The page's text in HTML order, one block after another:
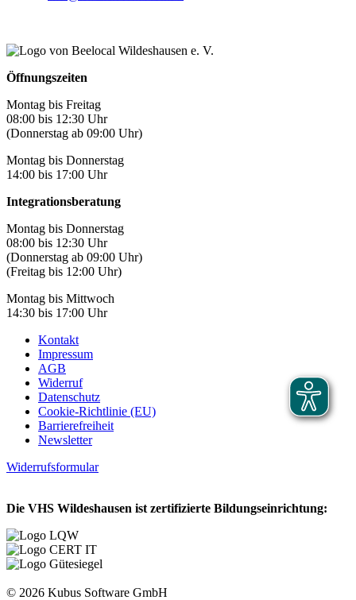
Öffnungszeiten
Montag bis Freitag
08:00 bis 12:30 Uhr
(Donnerstag ab 09:00 Uhr)
Montag bis Donnerstag
14:00 bis 17:00 Uhr
Integrationsberatung
Montag bis Donnerstag
08:00 bis 12:30 Uhr
(Donnerstag ab 09:00 Uhr)
(Freitag bis 12:00 Uhr)
Montag bis Mittwoch
14:30 bis 17:00 Uhr
Kontakt
Impressum
AGB
Widerruf
Datenschutz
Cookie-Richtlinie (EU)
Barrierefreiheit
Newsletter
Widerrufsformular
Die VHS Wildeshausen ist zertifizierte Bildungseinrichtung:
© 2026 Kubus Software GmbH